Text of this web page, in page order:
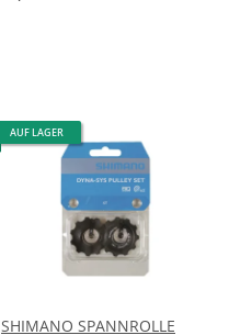
AUF LAGER
SHIMANO SPANNROLLE